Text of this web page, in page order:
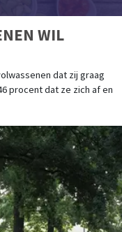
WIL
dat zij graag
procent dat ze zich af en